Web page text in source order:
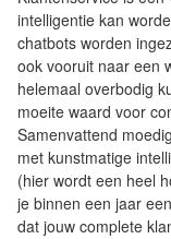
intelligentie kan
chatbots worden
ook vooruit naar een
helemaal overbodig
moeite waard voor
Samenvattend
met kunstmatige
(hier wordt een heel
je binnen een jaar
dat jouw complete